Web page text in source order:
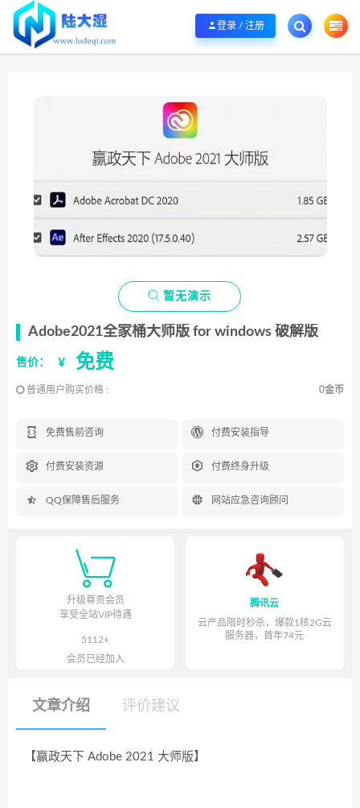
欢迎您光临陆大湿，本站秉承服务宗旨 履行“站长”责任，销售只是起点 服务永无
登录 / 注册
 暂无演示
Adobe2021全家桶大师版 for windows 破解版
售价： ¥ 免费
普通用户购买价格 : 0金币
 免费售前咨询  付费安装指导
 付费安装资源  付费终身升级
 QQ保障售后服务  网站应急咨询顾问

升级尊贵会员
享受全站VIP待遇
5112+
会员已经加入
腾讯云
云产品限时秒杀，爆款1核2G云
服务器，首年74元
文章介绍 评价建议
【赢政天下 Adobe 2021 大师版】